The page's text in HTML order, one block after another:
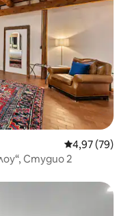
Средна
4,97 (79)
Студио 2